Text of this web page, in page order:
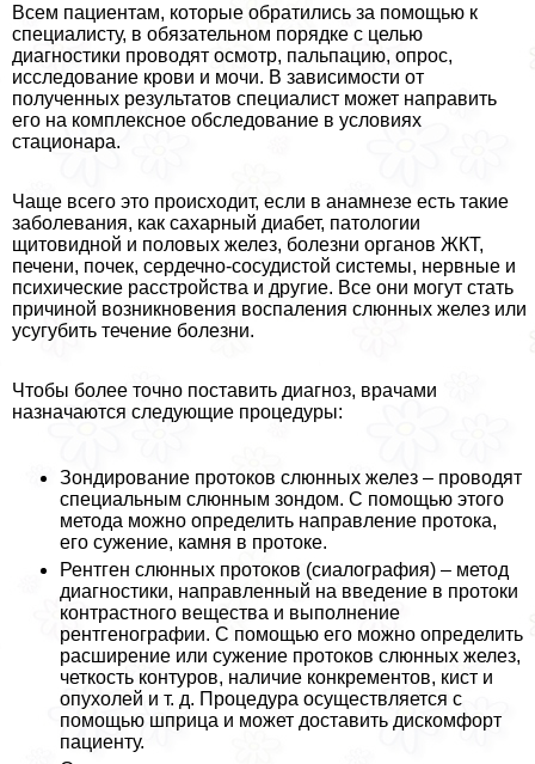
Всем пациентам, которые обратились за помощью к
специалисту, в обязательном порядке с целью
диагностики проводят осмотр, пальпацию, опрос,
исследование крови и мочи. В зависимости от
полученных результатов специалист может направить
его на комплексное обследование в условиях
стационара.
Чаще всего это происходит, если в анамнезе есть такие
заболевания, как сахарный диабет, патологии
щитовидной и пoлoвых желез, болезни органов ЖКТ,
печени, почек, сердечно-сосудистой системы, нервные и
психические расстройства и другие. Все они могут стать
причиной возникновения воспаления слюнных желез или
усугубить течение болезни.
Чтобы более точно поставить диагноз, врачами
назначаются следующие процедуры:
Зондирование протоков слюнных желез – проводят
специальным слюнным зондом. С помощью этого
метода можно определить направление протока,
его сужение, камня в протоке.
Рентген слюнных протоков (сиалография) – метод
диагностики, направленный на введение в протоки
контрастного вещества и выполнение
рентгенографии. С помощью его можно определить
расширение или сужение протоков слюнных желез,
четкость контуров, наличие конкрементов, кист и
опухолей и т. д. Процедypa осуществляется с
помощью шприца и может доставить дискомфорт
пациенту.